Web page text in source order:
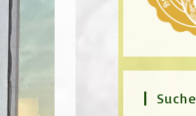
Suche